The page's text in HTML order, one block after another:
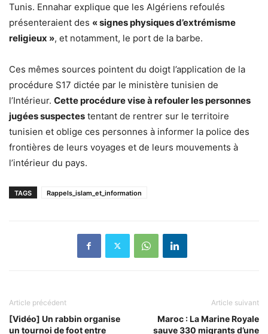
Tunis. Ennahar explique que les Algériens refoulés
présenteraient des « signes physiques d’extrémisme
religieux », et notamment, le port de la barbe.
Ces mêmes sources pointent du doigt l’application de la
procédure S17 dictée par le ministère tunisien de
l’Intérieur. Cette procédure vise à refouler les personnes
jugées suspectes tentant de rentrer sur le territoire
tunisien et oblige ces personnes à informer la police des
frontières de leurs voyages et de leurs mouvements à
l’intérieur du pays.
TAGS Rappels_islam_et_information
Article précédent
[Vidéo] Un rabbin organise
un tournoi de foot entre
Article suivant
Maroc : La Marine Royale
sauve 330 migrants d’une